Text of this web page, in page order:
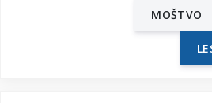
MOŠTVO